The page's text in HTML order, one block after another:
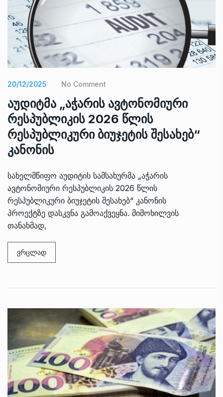
20/12/2025 No Comment
აუდიტმა „აჭარის ავტონომიური
რესპუბლიკის 2026 წლის
რესპუბლიკური ბიუჯეტის შესახებ“
კანონის
სახელმწიფო აუდიტის სამსახურმა „აჭარის
ავტონომიური რესპუბლიკის 2026 წლის
რესპუბლიკური ბიუჯეტის შესახებ“ კანონის
პროექტზე დასკვნა გამოაქვეყნა. მიმოხილვის
თანახმად,
ვრცლად